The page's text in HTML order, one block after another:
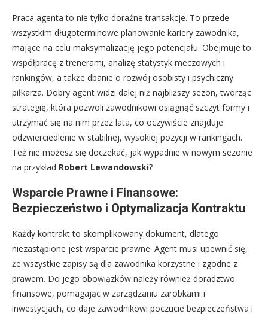
Praca agenta to nie tylko doraźne transakcje. To przede
wszystkim długoterminowe planowanie kariery zawodnika,
mające na celu maksymalizację jego potencjału. Obejmuje to
współpracę z trenerami, analizę statystyk meczowych i
rankingów, a także dbanie o rozwój osobisty i psychiczny
piłkarza. Dobry agent widzi dalej niż najbliższy sezon, tworząc
strategię, która pozwoli zawodnikowi osiągnąć szczyt formy i
utrzymać się na nim przez lata, co oczywiście znajduje
odzwierciedlenie w stabilnej, wysokiej pozycji w rankingach.
Też nie możesz się doczekać, jak wypadnie w nowym sezonie
na przykład Robert Lewandowski?
Wsparcie Prawne i Finansowe:
Bezpieczeństwo i Optymalizacja Kontraktu
Każdy kontrakt to skomplikowany dokument, dlatego
niezastąpione jest wsparcie prawne. Agent musi upewnić się,
że wszystkie zapisy są dla zawodnika korzystne i zgodne z
prawem. Do jego obowiązków należy również doradztwo
finansowe, pomagając w zarządzaniu zarobkami i
inwestycjach, co daje zawodnikowi poczucie bezpieczeństwa i